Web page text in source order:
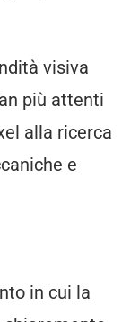
visiva
più attenti
alla ricerca
e
in cui la